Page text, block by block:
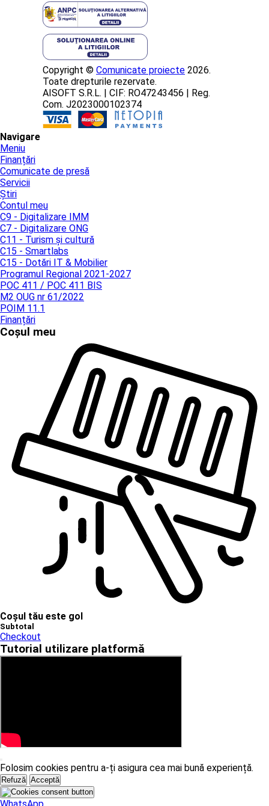
Copyright © Comunicate proiecte 2026.
Toate drepturile rezervate.
AISOFT S.R.L. | CIF: RO47243456 | Reg.
Com. J2023000102374
Navigare
Meniu
Finanțări
Comunicate de presă
Servicii
Știri
Contul meu
C9 - Digitalizare IMM
C7 - Digitalizare ONG
C11 - Turism și cultură
C15 - Smartlabs
C15 - Dotări IT & Mobilier
Programul Regional 2021-2027
POC 411 / POC 411 BIS
M2 OUG nr 61/2022
POIM 11.1
Finanțări
Coșul meu
Coșul tău este gol
Subtotal
Checkout
Tutorial utilizare platformă
Folosim cookies pentru a-ți asigura cea mai bună experiență.
Refuză Acceptă